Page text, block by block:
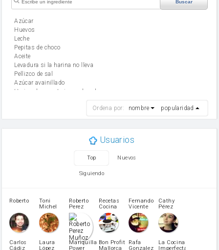
Buscar
Azúcar
huevos
leche
Pepitas de choco
aceite
Levadura si la harina no lleva
Pellizco de sal
Azúcar avainillado
Harina de reposteria con levadura
mantequilla
Opcional: Ron o Whisky
patatas
pimiento rojo
Pimentón
pimiento verde
Ordena por: nombre popularidad
Usuarios
Top Nuevos
Siguiendo
Roberto
Toni
Michel
Caubet
Roberto
Perez
Muñoz
Recetas
Cocina
Fernando
Vicente
Cathy
Pérez
Carlos
Cádiz
Laura
López
Mariquilla
Power
Bon Profit
Mallorca
Rafa
Gonzalez
La Cocina
Imperfecta